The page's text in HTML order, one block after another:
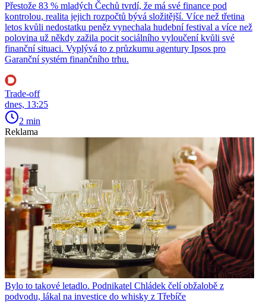
Přestože 83 % mladých Čechů tvrdí, že má své finance pod
kontrolou, realita jejich rozpočtů bývá složitější. Více než třetina
letos kvůli nedostatku peněz vynechala hudební festival a více než
polovina už někdy zažila pocit sociálního vyloučení kvůli své
finanční situaci. Vyplývá to z průzkumu agentury Ipsos pro
Garanční systém finančního trhu.
Trade-off
dnes, 13:25
2 min
Reklama
Bylo to takové letadlo. Podnikatel Chládek čelí obžalobě z
podvodu, lákal na investice do whisky z Třebíče